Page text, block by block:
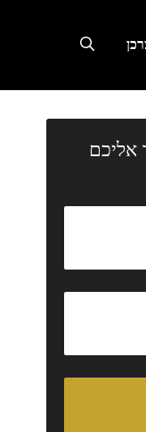
אליכם